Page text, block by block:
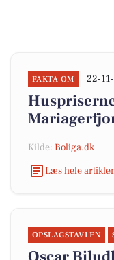
FAKTA OM 22-
Kilde: Boliga.dk
Læs hele
OPSLAGSTAVLEN